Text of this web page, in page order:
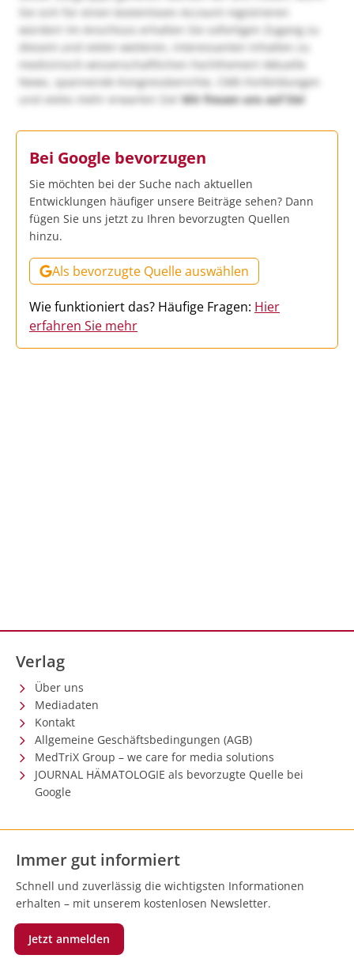
Sie sich für einen kostenlosen Account registrieren
würden! Im Anschluss erhalten Sie sofortigen Zugang zu
diesem und vielen weiteren, interessanten Inhalten zu
medizinisch-wissenschaftlichen Fachthemen! Aktuelle
News, spannende Kongressberichte, CME-Fortbildungen
und vieles mehr erwarten Sie!Wir freuen uns auf Sie!
Bei Google bevorzugen
Sie möchten bei der Suche nach aktuellen
Entwicklungen häufiger unsere Beiträge sehen? Dann
fügen Sie uns jetzt zu Ihren bevorzugten Quellen
hinzu.
Als bevorzugte Quelle auswählen
Wie funktioniert das? Häufige Fragen: Hier
erfahren Sie mehr
Verlag
Über uns
Mediadaten
Kontakt
Allgemeine Geschäftsbedingungen (AGB)
MedTriX Group – we care for media solutions
JOURNAL HÄMATOLOGIE als bevorzugte Quelle bei
Google
Immer gut informiert
Schnell und zuverlässig die wichtigsten Informationen
erhalten – mit unserem kostenlosen Newsletter.
Jetzt anmelden